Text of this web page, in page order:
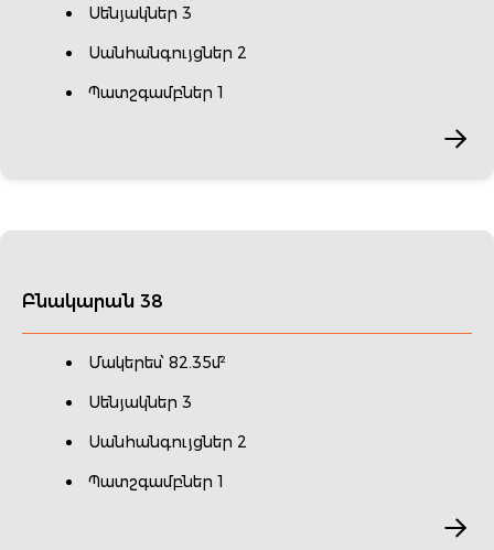
Սենյակներ 3
Սանհանգույցներ 2
Պատշգամբներ 1
Բնակարան 38
Մակերես՝ 82.35մ²
Սենյակներ 3
Սանհանգույցներ 2
Պատշգամբներ 1